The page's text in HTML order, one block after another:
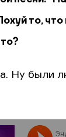
то,
Ну были